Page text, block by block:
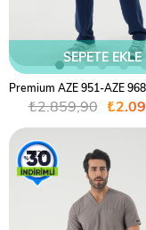
SEPETE EKLE
₺2.859,90
%27